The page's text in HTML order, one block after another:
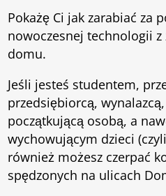
Pokażę Ci jak zarabiać za
nowoczesnej technologiiz
domu.
Jeśli jesteś studentem,
przedsiębiorcą,
początkującą osobą, a
wychowującym dzieci
również możesz czerpać
spędzonych na ulicach